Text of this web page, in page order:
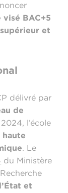
BAC+5
et
délivré par
de
l’école
. Le
du Ministère
et